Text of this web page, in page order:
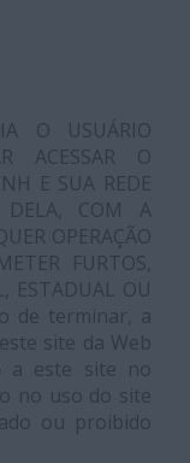
O USUÁRIO
ACESSAR O
E SUA REDE
DELA, COM A
OPERAÇÃO
FURTOS,
ESTADUAL OU
de terminar, a
site da Web
a este site no
no uso do site
ou proibido